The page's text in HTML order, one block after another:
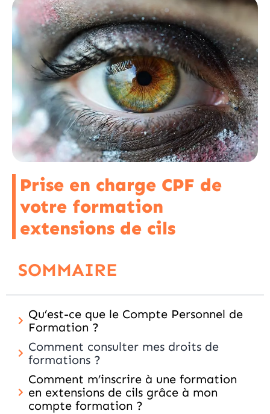
Prise en charge CPF de
votre formation
extensions de cils
SOMMAIRE
Qu’est-ce que le Compte Personnel de
Formation ?
Comment consulter mes droits de
formations ?
Comment m’inscrire à une formation
en extensions de cils grâce à mon
compte formation ?